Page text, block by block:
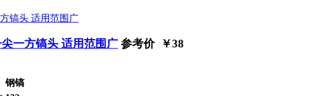
一方镐头 适用范围广 参考价 ￥38
钢镐